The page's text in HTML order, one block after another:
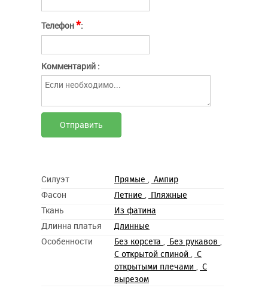
Телефон*:
Комментарий :
Силуэт Прямые , Ампир
Фасон Летние , Пляжные
Ткань Из фатина
Длинна платья Длинные
Особенности Без корсета , Без рукавов ,
С открытой спиной , С
открытыми плечами , С
вырезом